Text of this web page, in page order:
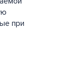
при